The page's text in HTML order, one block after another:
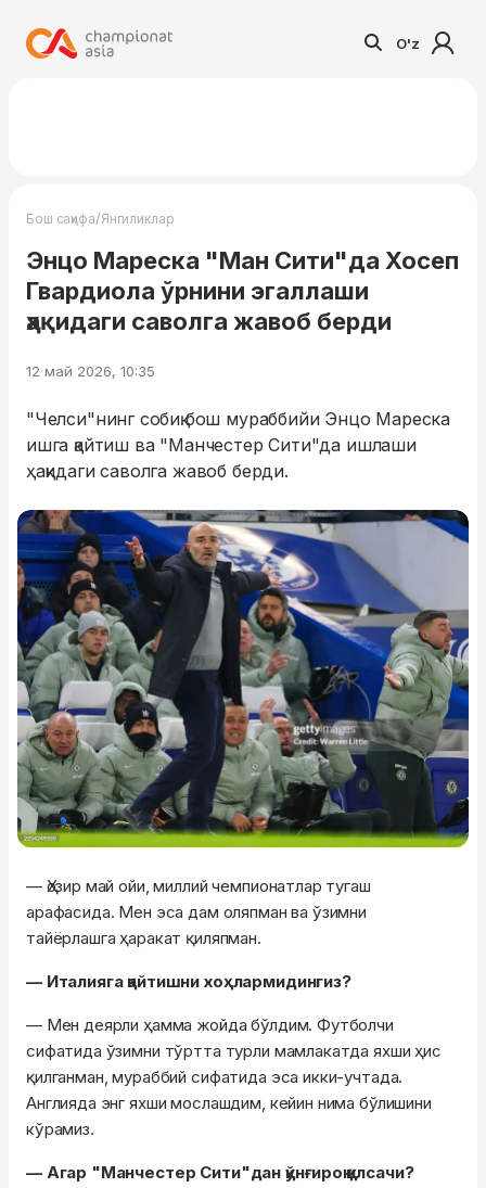
O'z
Бош саҳифа/Янгиликлар
Энцо Мареска "Ман Сити"да Хосеп
Гвардиола ўрнини эгаллаши
ҳақидаги саволга жавоб берди
12 май 2026, 10:35
"Челси"нинг собиқ бош мураббийи Энцо Мареска
ишга қайтиш ва "Манчестер Сити"да ишлаши
ҳақидаги саволга жавоб берди.
— Ҳозир май ойи, миллий чемпионатлар тугаш
арафасида. Мен эса дам оляпман ва ўзимни
тайёрлашга ҳаракат қиляпман.
— Италияга қайтишни хоҳлармидингиз?
— Мен деярли ҳамма жойда бўлдим. Футболчи
сифатида ўзимни тўртта турли мамлакатда яхши ҳис
қилганман, мураббий сифатида эса икки-учтада.
Англияда энг яхши мослашдим, кейин нима бўлишини
кўрамиз.
— Агар "Манчестер Сити"дан қўнғироқ қилсачи?